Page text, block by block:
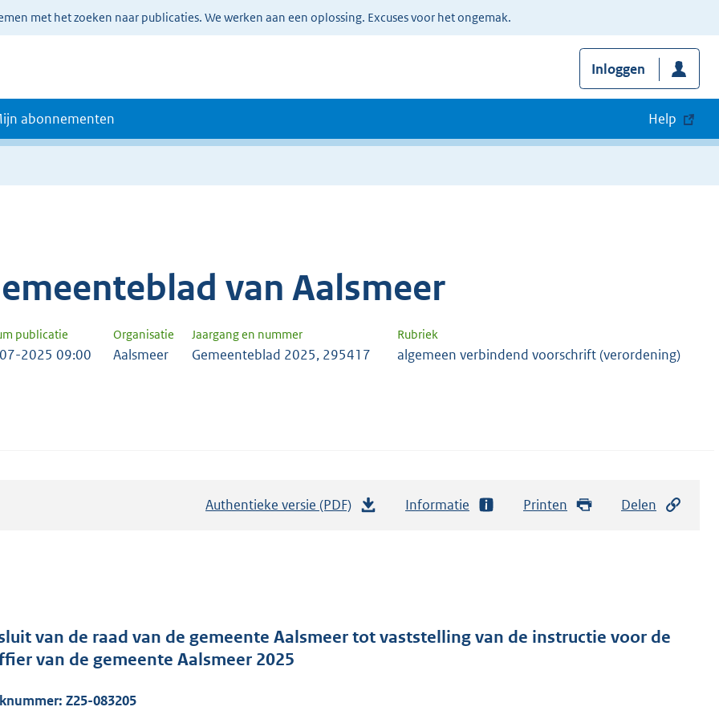
met het zoeken naar publicaties. We werken aan een oplossing. Excuses voor het ongemak.
Inloggen
abonnementen Help
van Aalsmeer
publicatie Organisatie Jaargang en nummer Rubriek
2025 09:00 Aalsmeer Gemeenteblad 2025, 295417 algemeen verbindend voorschrift (verordening)
Authentieke versie (PDF)
d
Informatie Printen Delen
van de raad van de gemeente Aalsmeer tot vaststelling van de instructie voor de
van de gemeente Aalsmeer 2025
Z25-083205